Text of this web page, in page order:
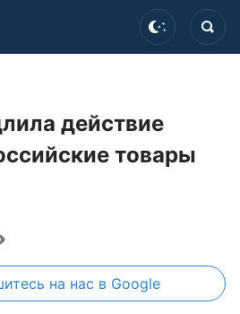
действие
товары
на нас в Google